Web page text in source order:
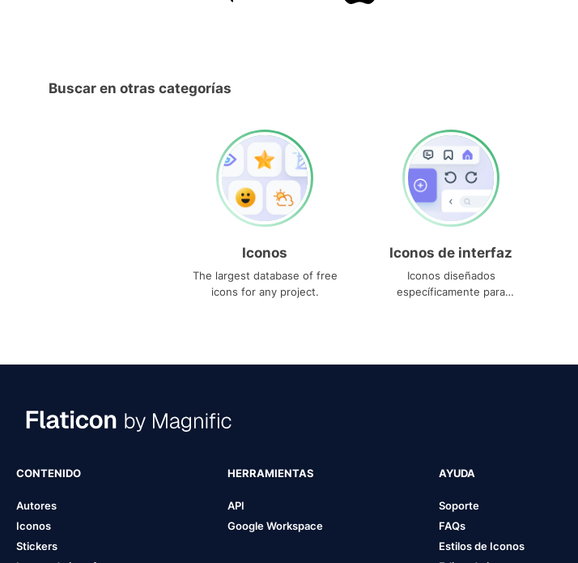
Buscar en otras categorías
Iconos
The largest database of free
icons for any project.
Iconos de interfaz
Iconos diseñados
específicamente para
CONTENIDO
Autores
Iconos
Stickers
HERRAMIENTAS
API
Google Workspace
AYUDA
Soporte
FAQs
Estilos de Iconos